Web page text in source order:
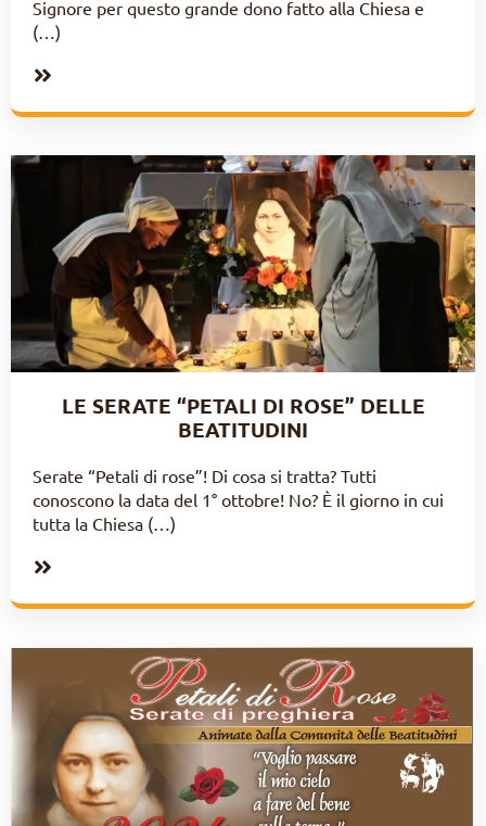
Signore per questo grande dono fatto alla Chiesa e
(…)
LE SERATE “PETALI DI ROSE” DELLE
BEATITUDINI
Serate “Petali di rose”! Di cosa si tratta? Tutti
conoscono la data del 1° ottobre! No? È il giorno in cui
tutta la Chiesa (…)